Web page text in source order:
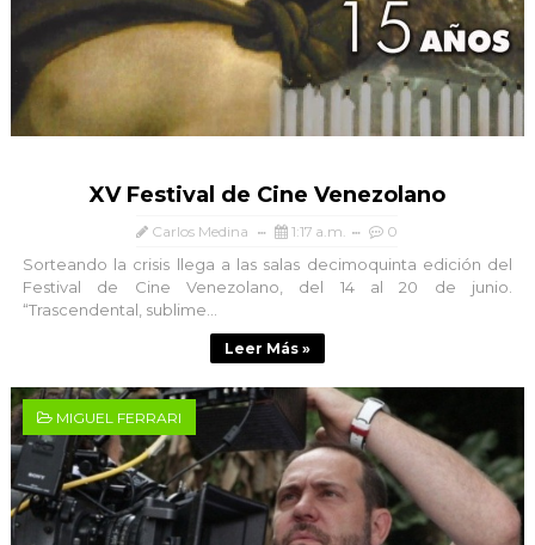
XV Festival de Cine Venezolano
Carlos Medina 1:17 a.m. 0
Sorteando la crisis llega a las salas decimoquinta edición del
Festival de Cine Venezolano, del 14 al 20 de junio.
“Trascendental, sublime...
Leer Más »
MIGUEL FERRARI